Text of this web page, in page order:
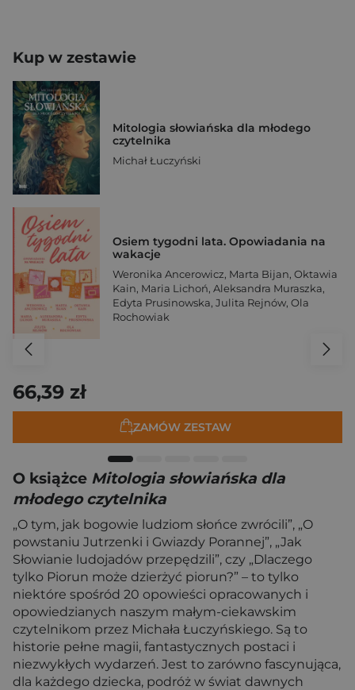
Kup w zestawie
Mitologia słowiańska dla młodego
czytelnika
Michał Łuczyński
Osiem tygodni lata. Opowiadania na
wakacje
Weronika Ancerowicz, Marta Bijan, Oktawia
Kain, Maria Lichoń, Aleksandra Muraszka,
Edyta Prusinowska, Julita Rejnów, Ola
Rochowiak
66,39 zł
ZAMÓW ZESTAW
O książce Mitologia słowiańska dla
młodego czytelnika
„O tym, jak bogowie ludziom słońce zwrócili”, „O
powstaniu Jutrzenki i Gwiazdy Porannej”, „Jak
Słowianie ludojadów przepędzili”, czy „Dlaczego
tylko Piorun może dzierżyć piorun?” – to tylko
niektóre spośród 20 opowieści opracowanych i
opowiedzianych naszym małym-ciekawskim
czytelnikom przez Michała Łuczyńskiego. Są to
historie pełne magii, fantastycznych postaci i
niezwykłych wydarzeń. Jest to zarówno fascynująca,
dla każdego dziecka, podróż w świat dawnych